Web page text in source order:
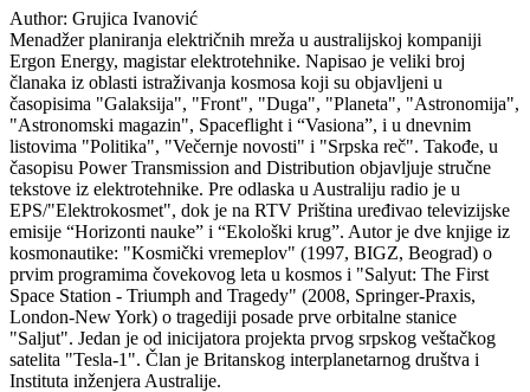
Author: Grujica Ivanović
Menadžer planiranja električnih mreža u australijskoj kompaniji
Ergon Energy, magistar elektrotehnike. Napisao je veliki broj
članaka iz oblasti istraživanja kosmosa koji su objavljeni u
časopisima "Galaksija", "Front", "Duga", "Planeta", "Astronomija",
"Astronomski magazin", Spaceflight i “Vasiona”, i u dnevnim
listovima "Politika", "Večernje novosti" i "Srpska reč". Takođe, u
časopisu Power Transmission and Distribution objavljuje stručne
tekstove iz elektrotehnike. Pre odlaska u Australiju radio je u
EPS/"Elektrokosmet", dok je na RTV Priština uređivao televizijske
emisije “Horizonti nauke” i “Ekološki krug”. Autor je dve knjige iz
kosmonautike: "Kosmički vremeplov" (1997, BIGZ, Beograd) o
prvim programima čovekovog leta u kosmos i "Salyut: The First
Space Station - Triumph and Tragedy" (2008, Springer-Praxis,
London-New York) o tragediji posade prve orbitalne stanice
"Saljut". Jedan je od inicijatora projekta prvog srpskog veštačkog
satelita "Tesla-1". Član je Britanskog interplanetarnog društva i
Instituta inženjera Australije.